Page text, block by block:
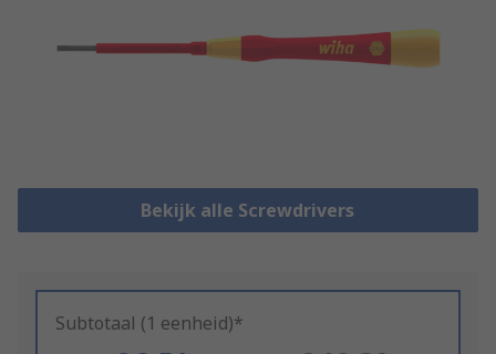
Bekijk alle Screwdrivers
Subtotaal (1 eenheid)*